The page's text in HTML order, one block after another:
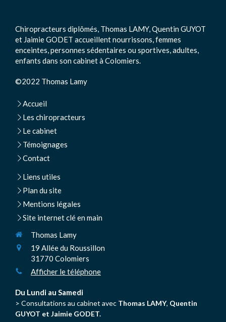
Chiropracteurs diplômés, Thomas LAMY, Quentin GUYOT
et Jaimie GODET accueillent nourrissons, femmes
enceintes, personnes sédentaires ou sportives, adultes,
enfants dans son cabinet à Colomiers.
©2022 Thomas Lamy
Accueil
Les chiropracteurs
Le cabinet
Témoignages
Contact
Liens utiles
Plan du site
Mentions légales
Site internet clé en main
Thomas Lamy
19 Allée du Roussillon
31770 Colomiers
Afficher le téléphone
Du Lundi au Samedi
> Consultations au cabinet avec Thomas LAMY, Quentin
GUYOT et Jaimie GODET.